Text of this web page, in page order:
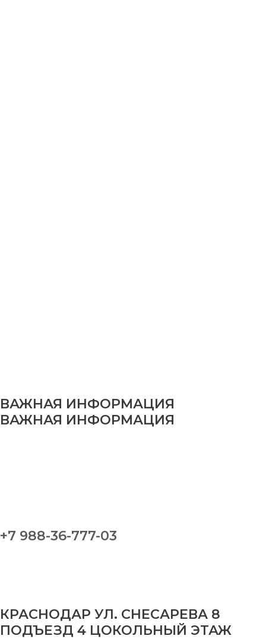
ВАЖНАЯ ИНФОРМАЦИЯ
ВАЖНАЯ ИНФОРМАЦИЯ
+7 988-36-777-03
КРАСНОДАР УЛ. СНЕСАРЕВА 8
ПОДЪЕЗД 4 ЦОКОЛЬНЫЙ ЭТАЖ